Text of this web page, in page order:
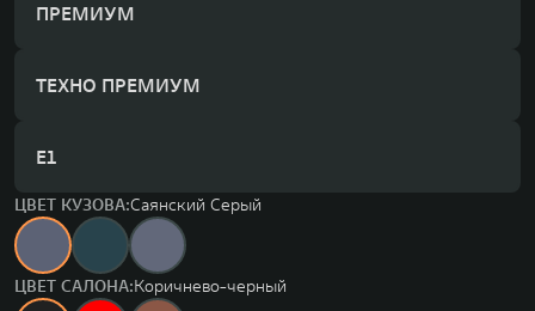
ПРЕМИУМ
ТЕХНО ПРЕМИУМ
Е1
ЦВЕТ КУЗОВА:Саянский Серый
ЦВЕТ САЛОНА:Коричнево-черный